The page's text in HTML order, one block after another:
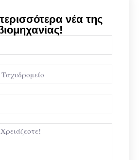
νέα της